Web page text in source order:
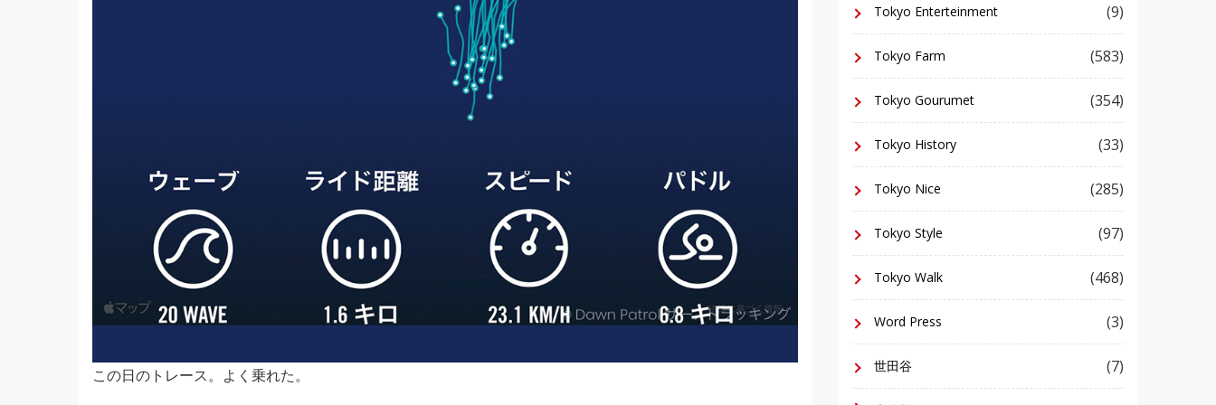
この日のトレース。よく乗れた。
Tokyo Enterteinment (9)
Tokyo Farm (583)
Tokyo Gourumet (354)
Tokyo History (33)
Tokyo Nice (285)
Tokyo Style (97)
Tokyo Walk (468)
Word Press (3)
世田谷 (7)